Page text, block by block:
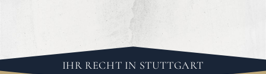
IHR RECHT IN STUTTGART